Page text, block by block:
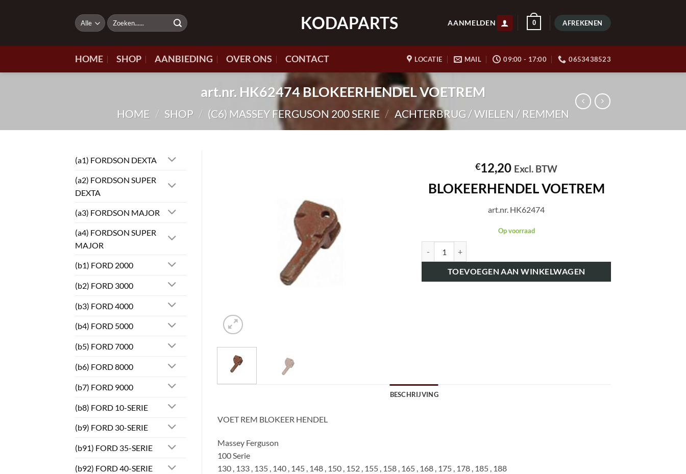
KODAPARTS
Zoeken
naar:
AANMELDEN 0 AFREKENEN
HOME SHOP AANBIEDING OVER ONS CONTACT LOCATIE MAIL 09:00 - 17:00 0653438523
art.nr. HK62474 BLOKEERHENDEL VOETREM
HOME / SHOP / (C6) MASSEY FERGUSON 200 SERIE / ACHTERBRUG / WIELEN / REMMEN
(a1) FORDSON DEXTA
(a2) FORDSON SUPER
DEXTA
(a3) FORDSON MAJOR
(a4) FORDSON SUPER
MAJOR
(b1) FORD 2000
(b2) FORD 3000
(b3) FORD 4000
(b4) FORD 5000
(b5) FORD 7000
(b6) FORD 8000
(b7) FORD 9000
(b8) FORD 10-SERIE
(b9) FORD 30-SERIE
(b91) FORD 35-SERIE
(b92) FORD 40-SERIE
€12,20 Excl. BTW
BLOKEERHENDEL VOETREM
art.nr. HK62474
Op voorraad
TOEVOEGEN AAN WINKELWAGEN
BESCHRIJVING
VOET REM BLOKEER HENDEL
Massey Ferguson
100 Serie
130 , 133 , 135 , 140 , 145 , 148 , 150 , 152 , 155 , 158 , 165 , 168 , 175 , 178 , 185 , 188